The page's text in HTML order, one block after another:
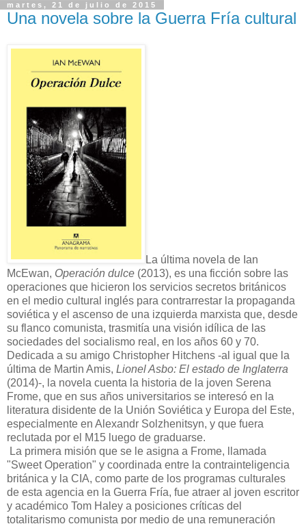
martes, 21 de julio de 2015
Una novela sobre la Guerra Fría cultural
La última novela de Ian
McEwan, Operación dulce (2013), es una ficción sobre las
operaciones que hicieron los servicios secretos británicos
en el medio cultural inglés para contrarrestar la propaganda
soviética y el ascenso de una izquierda marxista que, desde
su flanco comunista, trasmitía una visión idílica de las
sociedades del socialismo real, en los años 60 y 70.
Dedicada a su amigo Christopher Hitchens -al igual que la
última de Martin Amis, Lionel Asbo: El estado de Inglaterra
(2014)-, la novela cuenta la historia de la joven Serena
Frome, que en sus años universitarios se interesó en la
literatura disidente de la Unión Soviética y Europa del Este,
especialmente en Alexandr Solzhenitsyn, y que fuera
reclutada por el M15 luego de graduarse.
La primera misión que se le asigna a Frome, llamada
"Sweet Operation" y coordinada entre la contrainteligencia
británica y la CIA, como parte de los programas culturales
de esta agencia en la Guerra Fría, fue atraer al joven escritor
y académico Tom Haley a posiciones críticas del
totalitarismo comunista por medio de una remuneración